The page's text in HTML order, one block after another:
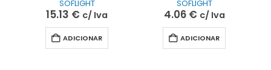
SOFLIGHT
15.13 € c/ Iva
ADICIONAR
SOFLIGHT
4.06 € c/ Iva
ADICIONAR